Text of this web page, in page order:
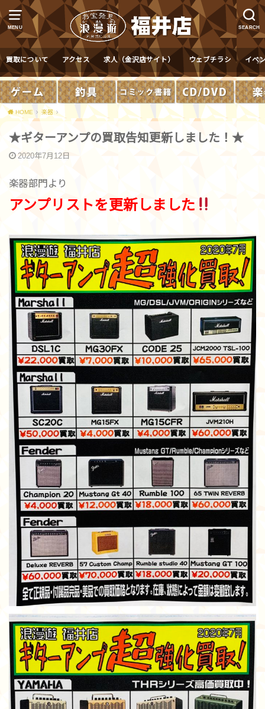
MENU SEARCH
買取について アクセス 求人（金沢店サイト） ウェブチラシ イベ
HOME 楽器
★ギターアンプの買取告知更新しました！★
2020年7月12日
楽器部門より
アンプリストを更新しました